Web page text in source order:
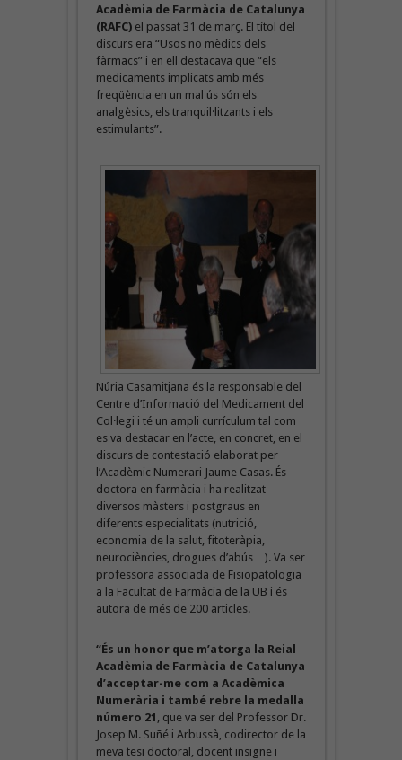
Acadèmia de Farmàcia de Catalunya
(RAFC) el passat 31 de març. El títol del
discurs era “Usos no mèdics dels
fàrmacs” i en ell destacava que “els
medicaments implicats amb més
freqüència en un mal ús són els
analgèsics, els tranquil·litzants i els
estimulants”.
Núria Casamitjana és la responsable del
Centre d’Informació del Medicament del
Col·legi i té un ampli currículum tal com
es va destacar en l’acte, en concret, en el
discurs de contestació elaborat per
l’Acadèmic Numerari Jaume Casas. És
doctora en farmàcia i ha realitzat
diversos màsters i postgraus en
diferents especialitats (nutrició,
economia de la salut, fitoteràpia,
neurociències, drogues d’abús…). Va ser
professora associada de Fisiopatologia
a la Facultat de Farmàcia de la UB i és
autora de més de 200 articles.
“És un honor que m’atorga la Reial
Acadèmia de Farmàcia de Catalunya
d’acceptar-me com a Acadèmica
Numerària i també rebre la medalla
número 21 , que va ser del Professor Dr.
Josep M. Suñé i Arbussà, codirector de la
meva tesi doctoral, docent insigne i